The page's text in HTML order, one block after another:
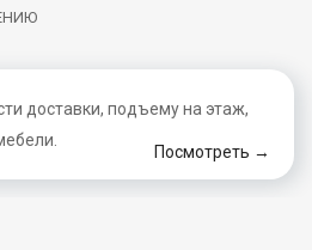
доставки, подъему на этаж,
Посмотреть →